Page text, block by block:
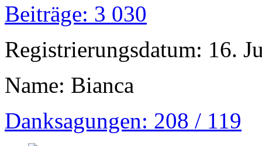
Beiträge: 3 030
Registrierungsdatum: 16.
Name: Bianca
Danksagungen: 208 / 119